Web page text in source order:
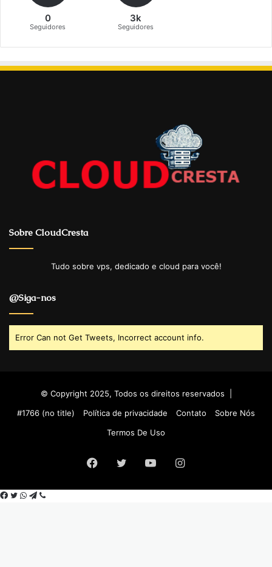
0
Seguidores
3k
Seguidores
Sobre CloudCresta
Tudo sobre vps, dedicado e cloud para você!
@Siga-nos
Error Can not Get Tweets, Incorrect account info.
© Copyright 2025, Todos os direitos reservados |
#1766 (no title)
Política de privacidade Contato
Sobre Nós
Termos De Uso
Facebook
Twitter YouTubeInstagram
Facebook
Twitter
WhatsApp
Telegram